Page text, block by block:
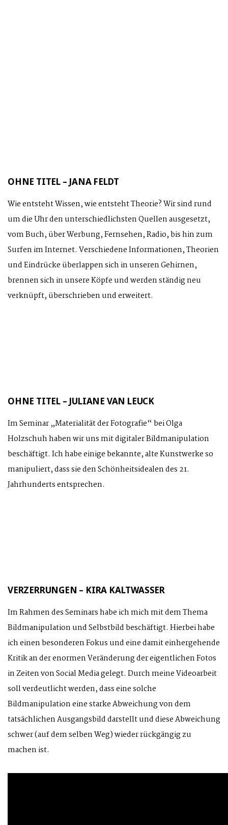
OHNE TITEL – JANA FELDT
Wie entsteht Wissen, wie entsteht Theorie? Wir sind rund
um die Uhr den unterschiedlichsten Quellen ausgesetzt,
vom Buch, über Werbung, Fernsehen, Radio, bis hin zum
Surfen im Internet. Verschiedene Informationen, Theorien
und Eindrücke überlappen sich in unseren Gehirnen,
brennen sich in unsere Köpfe und werden ständig neu
verknüpft, überschrieben und erweitert.
OHNE TITEL – JULIANE VAN LEUCK
Im Seminar „Materialität der Fotografie“ bei Olga
Holzschuh haben wir uns mit digitaler Bildmanipulation
beschäftigt. Ich habe einige bekannte, alte Kunstwerke so
manipuliert, dass sie den Schönheitsidealen des 21.
Jahrhunderts entsprechen.
VERZERRUNGEN – KIRA KALTWASSER
Im Rahmen des Seminars habe ich mich mit dem Thema
Bildmanipulation und Selbstbild beschäftigt. Hierbei habe
ich einen besonderen Fokus und eine damit einhergehende
Kritik an der enormen Veränderung der eigentlichen Fotos
in Zeiten von Social Media gelegt. Durch meine Videoarbeit
soll verdeutlicht werden, dass eine solche
Bildmanipulation eine starke Abweichung von dem
tatsächlichen Ausgangsbild darstellt und diese Abweichung
schwer (auf dem selben Weg) wieder rückgängig zu
machen ist.